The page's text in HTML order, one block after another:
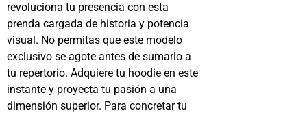
revoluciona tu presencia con esta
prenda cargada de historia y potencia
visual. No permitas que este modelo
exclusivo se agote antes de sumarlo a
tu repertorio. Adquiere tu hoodie en este
instante y proyecta tu pasión a una
dimensión superior. Para concretar tu